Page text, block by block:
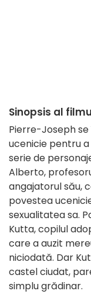
Sinopsis al
Pierre-Joseph
ucenicie pentru
serie de
Alberto,
angajatorul său,
povestea
sexualitatea sa.
Kutta, copilul
care a auzit
niciodată. Dar
castel ciudat,
simplu grădinar.